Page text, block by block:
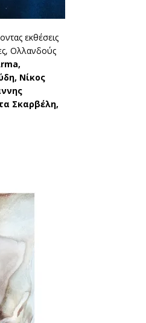
εκθέσεις
Ολλανδούς
,
Νίκος
Σκαρβέλη,